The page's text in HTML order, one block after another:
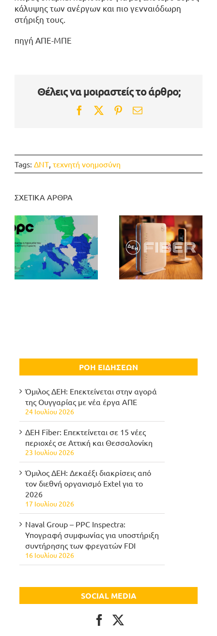
κάλυψης των ανέργων και πιο γενναιόδωρη
στήριξη τους.
πηγή ΑΠΕ-ΜΠΕ
Θέλεις να μοιραστείς το άρθρο;
Facebook
TwitterPinterest
Email
Tags: ΔΝΤ τεχνητή νοημοσύνη
ΣΧΕΤΙΚΑ ΑΡΘΡΑ
ΡΟΗ ΕΙΔΗΣΕΩΝ
Όμιλος ΔΕΗ: Επεκτείνεται στην αγορά
της Ουγγαρίας με νέα έργα ΑΠΕ
24 Ιουλίου 2026
ΔΕΗ Fiber: Επεκτείνεται σε 15 νέες
περιοχές σε Αττική και Θεσσαλονίκη
23 Ιουλίου 2026
Όμιλος ΔΕΗ: Δεκαέξι διακρίσεις από
τον διεθνή οργανισμό Extel για το
2026
17 Ιουλίου 2026
Naval Group – PPC Inspectra:
Υπογραφή συμφωνίας για υποστήριξη
συντήρησης των φρεγατών FDI
16 Ιουλίου 2026
SOCIAL MEDIA